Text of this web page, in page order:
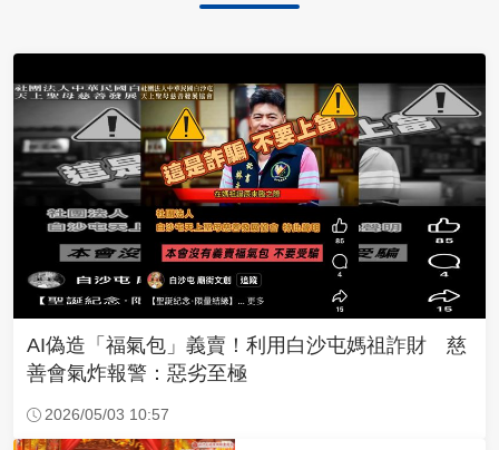
AI偽造「福氣包」義賣！利用白沙屯媽祖詐財 慈
善會氣炸報警：惡劣至極
2026/05/03 10:57